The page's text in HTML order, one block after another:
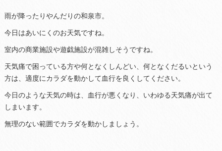
雨が降ったりやんだりの和泉市。
今日はあいにくのお天気ですね。
室内の商業施設や遊戯施設が混雑しそうですね。
天気痛で困っている方や何となくしんどい、何となくだるいという
方は、適度にカラダを動かして血行を良くしてください。
今日のような天気の時は、血行が悪くなり、いわゆる天気痛が出て
しまいます。
無理のない範囲でカラダを動かしましょう。